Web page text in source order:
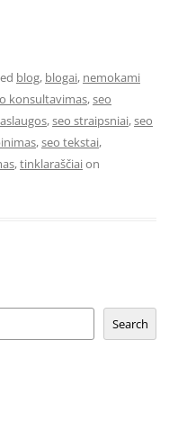
blog, blogai, nemokami
konsultavimas,seo
,seo straipsniai,seo
,seo tekstai,
,tinklaraščiaion
Search